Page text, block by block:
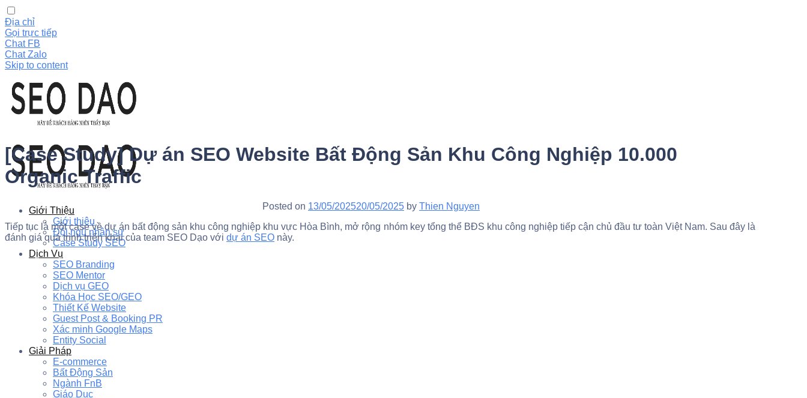
Địa chỉ
Gọi trực tiếp
Chat FB
Chat Zalo
Skip to content
Giới Thiệu
Giới thiệu
Đội ngũ nhân sự
Case Study SEO
Dịch Vụ
SEO Branding
SEO Mentor
Dịch vụ GEO
Khóa Học SEO/GEO
Thiết Kế Website
Guest Post & Booking PR
Xác minh Google Maps
Entity Social
Giải Pháp
E-commerce
Bất Động Sản
Ngành FnB
Giáo Dục
[Case Study] Dự án SEO Website Bất Động Sản Khu Công Nghiệp 10.000
Organic Traffic
Posted on 13/05/202520/05/2025 by Thien Nguyen
Tiếp tục là một case về dự án bất động sản khu công nghiệp khu vực Hòa Bình, mở rộng nhóm key tổng thể BĐS khu công nghiệp tiếp cận chủ đầu tư toàn Việt Nam. Sau đây là
đánh giá quá trình triển khai của team SEO Dạo với dự án SEO này.